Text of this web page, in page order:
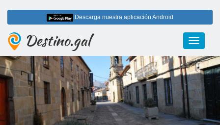
Descarga nuestra aplicación Android
Toggle
Destino.gal